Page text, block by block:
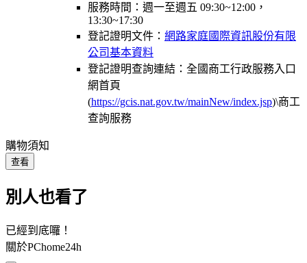
服務時間：週一至週五 09:30~12:00，
13:30~17:30
登記證明文件： 網路家庭國際資訊股份有限
公司基本資料
登記證明查詢連結：全國商工行政服務入口
網首頁
(https://gcis.nat.gov.tw/mainNew/index.jsp)\商工
查詢服務
購物須知
查看
別人也看了
已經到底囉！
關於PChome24h